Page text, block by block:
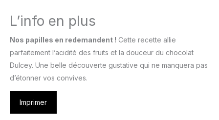
L’info en plus
Nos papilles en redemandent ! Cette recette allie
parfaitement l’acidité des fruits et la douceur du chocolat
Dulcey. Une belle découverte gustative qui ne manquera pas
d’étonner vos convives.
Imprimer